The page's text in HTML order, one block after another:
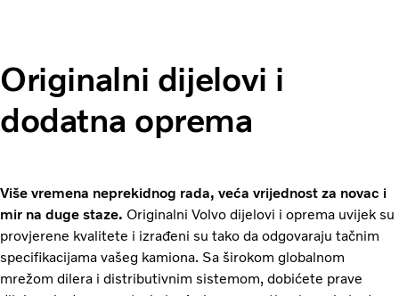
Originalni dijelovi i
dodatna oprema
Više vremena neprekidnog rada, veća vrijednost za novac i
mir na duge staze. Originalni Volvo dijelovi i oprema uvijek su
provjerene kvalitete i izrađeni su tako da odgovaraju tačnim
specifikacijama vašeg kamiona. Sa širokom globalnom
mrežom dilera i distributivnim sistemom, dobićete prave